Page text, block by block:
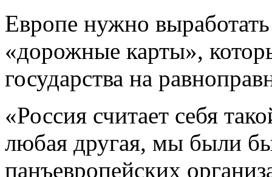
Европе нужно
«дорожные карты»,
государства на
«Россия считает себя
любая другая, мы были
панъевропейских